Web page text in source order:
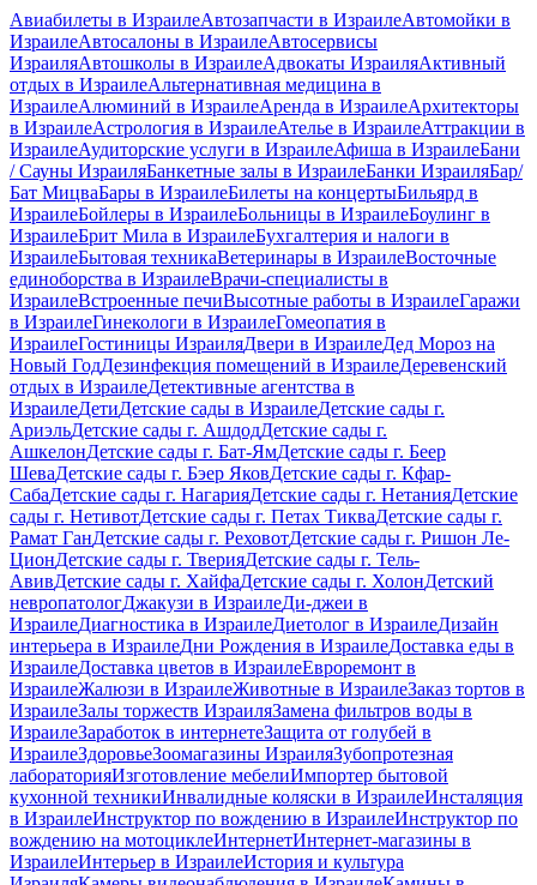
Авиабилеты в ИзраилеАвтозапчасти в ИзраилеАвтомойки в
ИзраилеАвтосалоны в ИзраилеАвтосервисы
ИзраиляАвтошколы в ИзраилеАдвокаты ИзраиляАктивный
отдых в ИзраилеАльтернативная медицина в
ИзраилеАлюминий в ИзраилеАренда в ИзраилеАрхитекторы
в ИзраилеАстрология в ИзраилеАтелье в ИзраилеАттракции в
ИзраилеАудиторские услуги в ИзраилеАфиша в ИзраилеБани
/ Сауны ИзраиляБанкетные залы в ИзраилеБанки ИзраиляБар/
Бат МицваБары в ИзраилеБилеты на концертыБильярд в
ИзраилеБойлеры в ИзраилеБольницы в ИзраилеБоулинг в
ИзраилеБрит Мила в ИзраилеБухгалтерия и налоги в
ИзраилеБытовая техникаВетеринары в ИзраилеВосточные
единоборства в ИзраилеВрачи-специалисты в
ИзраилеВстроенные печиВысотные работы в ИзраилеГаражи
в ИзраилеГинекологи в ИзраилеГомеопатия в
ИзраилеГостиницы ИзраиляДвери в ИзраилеДед Мороз на
Новый ГодДезинфекция помещений в ИзраилеДеревенский
отдых в ИзраилеДетективные агентства в
ИзраилеДетиДетские сады в ИзраилеДетские сады г.
АриэльДетские сады г. АшдодДетские сады г.
АшкелонДетские сады г. Бат-ЯмДетские сады г. Беер
ШеваДетские сады г. Бэер ЯковДетские сады г. Кфар-
СабаДетские сады г. НагарияДетские сады г. НетанияДетские
сады г. НетивотДетские сады г. Петах ТикваДетские сады г.
Рамат ГанДетские сады г. РеховотДетские сады г. Ришон Ле-
ЦионДетские сады г. ТверияДетские сады г. Тель-
АвивДетские сады г. ХайфаДетские сады г. ХолонДетский
невропатологДжакузи в ИзраилеДи-джеи в
ИзраилеДиагностика в ИзраилеДиетолог в ИзраилеДизайн
интерьера в ИзраилеДни Рождения в ИзраилеДоставка еды в
ИзраилеДоставка цветов в ИзраилеЕвроремонт в
ИзраилеЖалюзи в ИзраилеЖивотные в ИзраилеЗаказ тортов в
ИзраилеЗалы торжеств ИзраиляЗамена фильтров воды в
ИзраилеЗаработок в интернетеЗащита от голубей в
ИзраилеЗдоровьеЗоомагазины ИзраиляЗубопротезная
лабораторияИзготовление мебелиИмпортер бытовой
кухонной техникиИнвалидные коляски в ИзраилеИнсталяция
в ИзраилеИнструктор по вождению в ИзраилеИнструктор по
вождению на мотоциклеИнтернетИнтернет-магазины в
ИзраилеИнтерьер в ИзраилеИстория и культура